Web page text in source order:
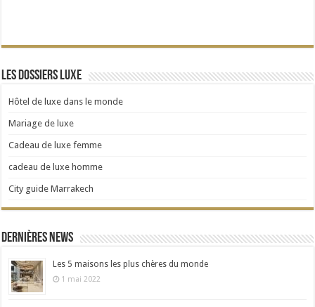
Les dossiers Luxe
Hôtel de luxe dans le monde
Mariage de luxe
Cadeau de luxe femme
cadeau de luxe homme
City guide Marrakech
Dernières news
Les 5 maisons les plus chères du monde
1 mai 2022